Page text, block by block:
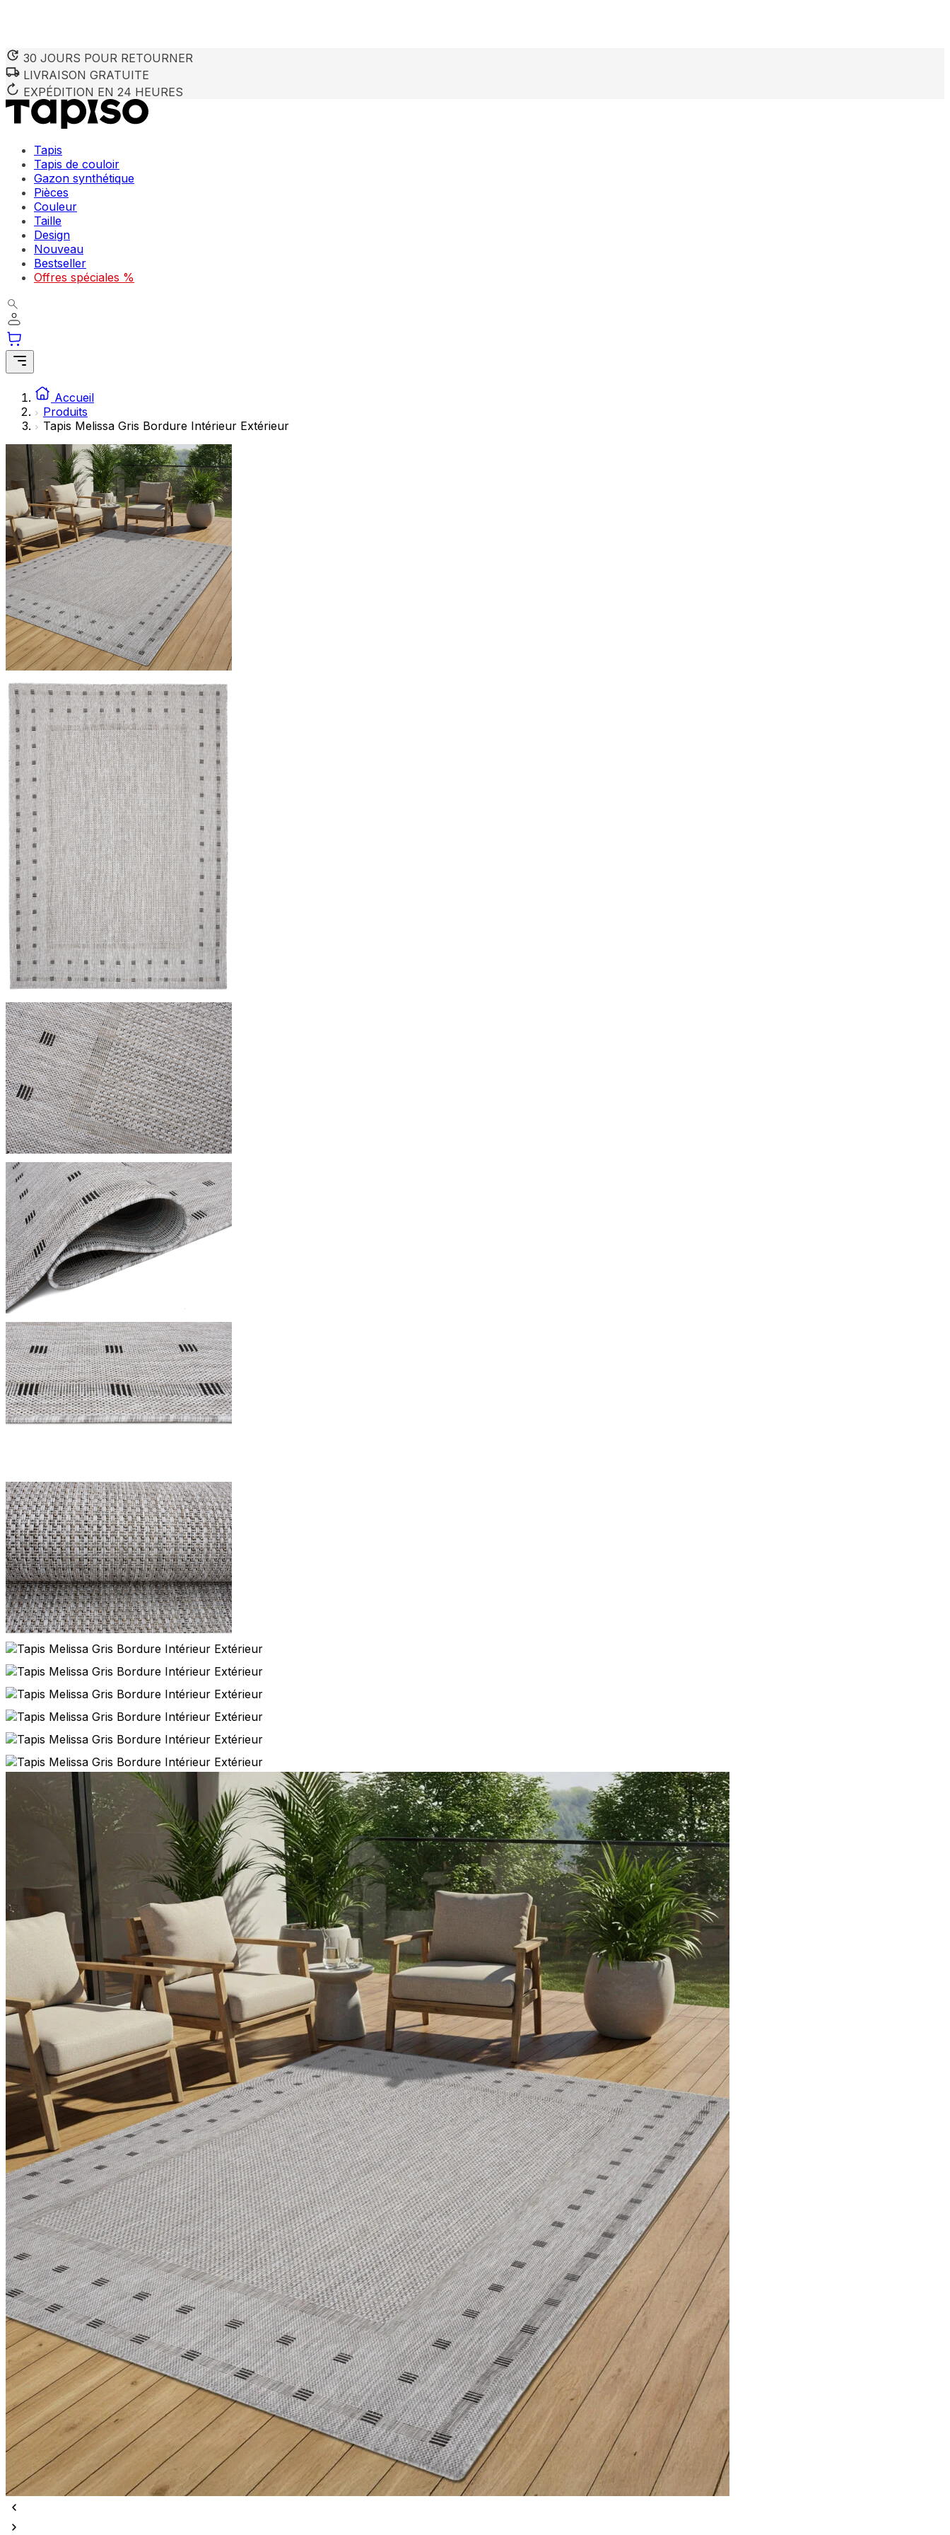
30 JOURS POUR RETOURNER
LIVRAISON GRATUITE
EXPÉDITION EN 24 HEURES
Tapis
Tapis de couloir
Gazon synthétique
Pièces
Couleur
Taille
Design
Nouveau
Bestseller
Offres spéciales %
Accueil
Produits
Tapis Melissa Gris Bordure Intérieur Extérieur
Nous utilisons des cookies pour personnaliser le contenu et les annonces, offrir des fonctionnalités de réseaux sociaux et analyser notre trafic.
Nous partageons également des informations sur votre utilisation de notre site avec nos partenaires sociaux, publicitaires et analytiques. Ces
partenaires peuvent combiner ces informations avec d'autres données que vous leur avez fournies ou qu'ils ont collectées lors de votre
utilisation de leurs services.
Les cookies indispensables sont cruciaux pour les fonctions de base du site et le site ne fonctionnera pas comme prévu sans eux. Ces cookies
ne stockent aucune donnée permettant d'identifier personnellement un utilisateur.
Préférences
Les cookies liés aux préférences permettent au site de se souvenir des informations qui modifient l'apparence ou le fonctionnement du site,
comme votre langue préférée ou la région dans laquelle vous vous trouvez.
Statistiques
Les cookies statistiques aident les propriétaires de sites web à comprendre comment les visiteurs interagissent avec les sites en collectant et en
rapportant des informations de manière anonyme.
engageantes pour l'utilisateur individuel et, par conséquent, plus précieuses pour les éditeurs et les annonceurs tiers.
Les cookies non classés sont des cookies qui sont en processus de classification, en collaboration avec les fournisseurs de cookies individuels.
Rejeter Enregistrer mes préférences Accepter tout